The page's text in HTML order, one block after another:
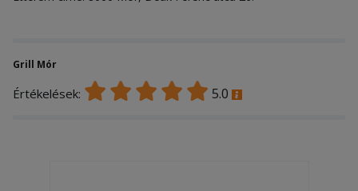
Grill Mór
Értékelések: 5.0